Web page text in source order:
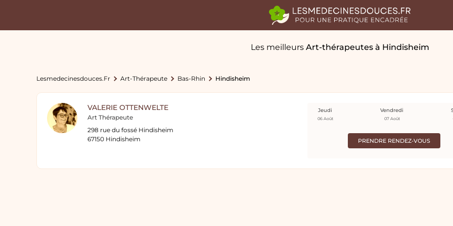
Les meilleurs Art-thérapeutes à Hindisheim
Lesmedecinesdouces.fr Art-Thérapeute Bas-Rhin Hindisheim
VALERIE OTTENWELTE
Art Thérapeute
298 rue du fossé Hindisheim
67150 Hindisheim
PRENDRE RENDEZ-VOUS
Jeudi
06 Août
Vendredi
07 Août